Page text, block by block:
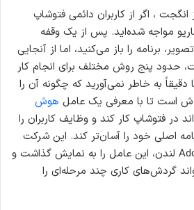
انگجت ، اگر از کاربران دائمی فتوشاپ
مواجه شده‌اید. پس از یک وقفه
برنامه را باز می‌کنید، اما از آنجایی
حدود پنج روش مختلف برای انجام کار
به خاطر نمی‌آورید که چگونه آن را
است تا با معرفی یک عامل هوش
در فتوشاپ کار کند و وظایف کاربران را
اصلی خود را آسان‌تر کند. این شرکت
امروز در رویداد Adobe Max لندن، این عامل را به نمایش گذاشت و
گردش‌های کاری چند مرحله‌ای را